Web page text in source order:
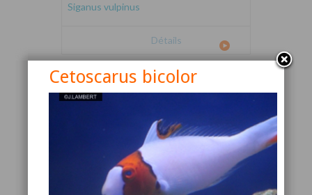
Siganus vulpinus
Détails
Cetoscarus bicolor